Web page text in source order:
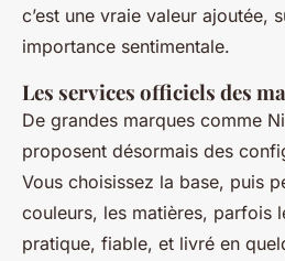
c’est une vraie valeur ajoutée,
importance sentimentale.
Les services officiels des
De grandes marques comme
proposent désormais des
Vous choisissez la base, puis
couleurs, les matières, parfois
pratique, fiable, et livré en